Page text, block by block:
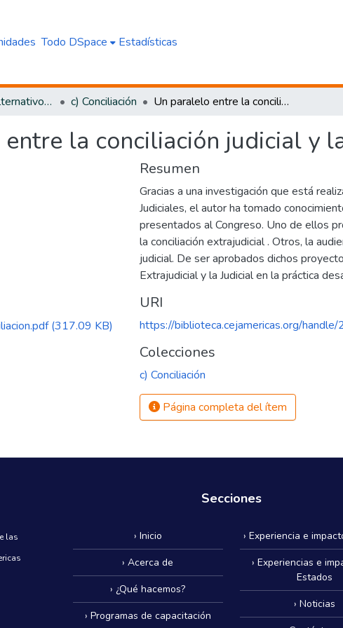
Todo DSpace Estadísticas
3. Mecanismos Alternativos al Proceso Judicial c) Conciliación Un paralelo entre la conciliación judicial y la conciliación extrajudicial
la conciliación judicial y
(317.09 KB)
Resumen
Gracias a una investigación que está
Judiciales, el autor ha tomado
presentados al Congreso. Uno de ellos
la conciliación extrajudicial . Otros, la
judicial. De ser aprobados dichos
Extrajudicial y la Judicial en la práctica
URI
https://biblioteca.cejamericas.org/
Colecciones
c) Conciliación
Página completa del ítem
las
Secciones
› Inicio
› Acerca de
› ¿Qué hacemos?
› Programas de capacitación
› Experiencia e
› Experiencias e
Estados
› Noticias